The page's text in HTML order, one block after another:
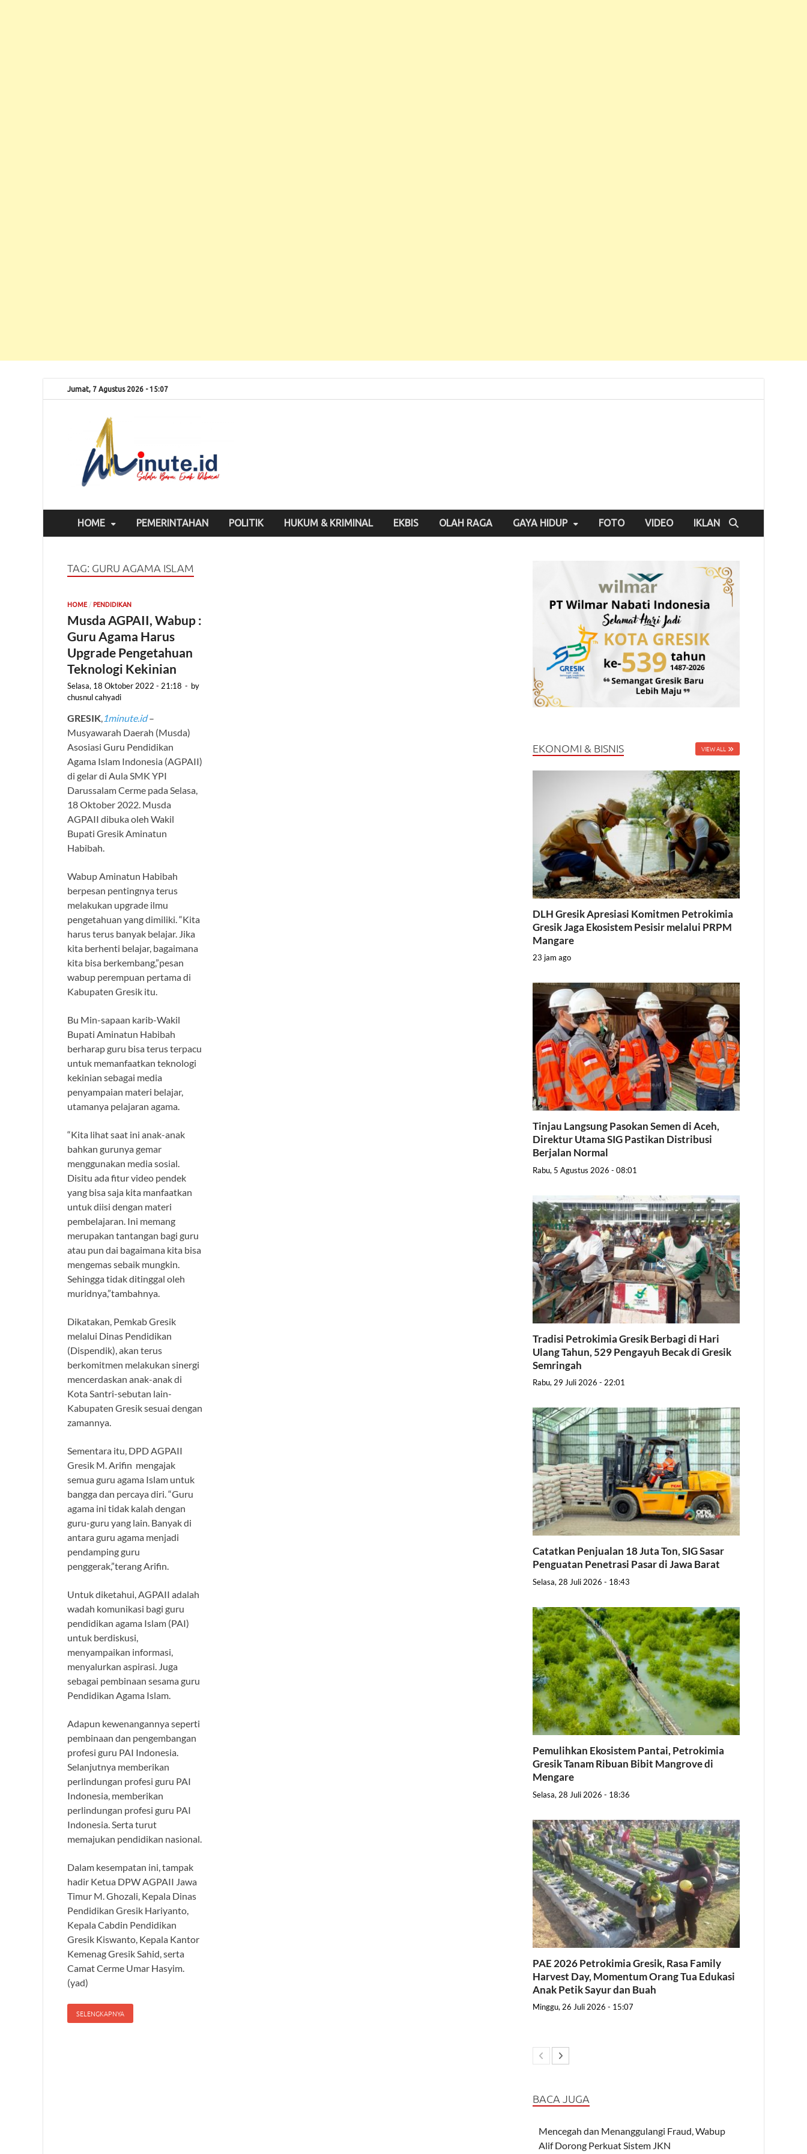
Jumat, 7 Agustus 2026 - 15:07
HOME PEMERINTAHAN POLITIK HUKUM & KRIMINAL EKBIS OLAH RAGA GAYA HIDUP FOTO VIDEO IKLAN
TAG: GURU AGAMA ISLAM
HOME / PENDIDIKAN
Musda AGPAII, Wabup :
Guru Agama Harus
Upgrade Pengetahuan
Teknologi Kekinian
Selasa, 18 Oktober 2022 - 21:18 - by
chusnul cahyadi
GRESIK 1minute.id–
Musyawarah Daerah (Musda)
Asosiasi Guru Pendidikan
Agama Islam Indonesia (AGPAII)
di gelar di Aula SMK YPI
Darussalam Cerme pada Selasa,
18 Oktober 2022. Musda
AGPAII dibuka oleh Wakil
Bupati Gresik Aminatun
Habibah.
Wabup Aminatun Habibah
berpesan pentingnya terus
melakukan upgrade ilmu
pengetahuan yang dimiliki. “Kita
harus terus banyak belajar. Jika
kita berhenti belajar, bagaimana
kita bisa berkembang,”pesan
wabup perempuan pertama di
Kabupaten Gresik itu.
Bu Min-sapaan karib-Wakil
Bupati Aminatun Habibah
berharap guru bisa terus terpacu
untuk memanfaatkan teknologi
kekinian sebagai media
penyampaian materi belajar,
utamanya pelajaran agama.
“Kita lihat saat ini anak-anak
bahkan gurunya gemar
menggunakan media sosial.
Disitu ada fitur video pendek
yang bisa saja kita manfaatkan
untuk diisi dengan materi
pembelajaran. Ini memang
merupakan tantangan bagi guru
atau pun dai bagaimana kita bisa
mengemas sebaik mungkin.
Sehingga tidak ditinggal oleh
muridnya,”tambahnya.
Dikatakan, Pemkab Gresik
melalui Dinas Pendidikan
(Dispendik), akan terus
berkomitmen melakukan sinergi
mencerdaskan anak-anak di
Kota Santri-sebutan lain-
Kabupaten Gresik sesuai dengan
zamannya.
Sementara itu, DPD AGPAII
Gresik M. Arifin mengajak
semua guru agama Islam untuk
bangga dan percaya diri. “Guru
agama ini tidak kalah dengan
guru-guru yang lain. Banyak di
antara guru agama menjadi
pendamping guru
penggerak,”terang Arifin.
Untuk diketahui, AGPAII adalah
wadah komunikasi bagi guru
pendidikan agama Islam (PAI)
untuk berdiskusi,
menyampaikan informasi,
menyalurkan aspirasi. Juga
sebagai pembinaan sesama guru
Pendidikan Agama Islam.
Adapun kewenangannya seperti
pembinaan dan pengembangan
profesi guru PAI Indonesia.
Selanjutnya memberikan
perlindungan profesi guru PAI
Indonesia, memberikan
perlindungan profesi guru PAI
Indonesia. Serta turut
memajukan pendidikan nasional.
Dalam kesempatan ini, tampak
hadir Ketua DPW AGPAII Jawa
Timur M. Ghozali, Kepala Dinas
Pendidikan Gresik Hariyanto,
Kepala Cabdin Pendidikan
Gresik Kiswanto, Kepala Kantor
Kemenag Gresik Sahid, serta
Camat Cerme Umar Hasyim.
(yad)
SELENGKAPNYA
EKONOMI & BISNIS VIEW ALL
DLH Gresik Apresiasi Komitmen Petrokimia
Gresik Jaga Ekosistem Pesisir melalui PRPM
Mangare
23 jam ago
Tinjau Langsung Pasokan Semen di Aceh,
Direktur Utama SIG Pastikan Distribusi
Berjalan Normal
Rabu, 5 Agustus 2026 - 08:01
Tradisi Petrokimia Gresik Berbagi di Hari
Ulang Tahun, 529 Pengayuh Becak di Gresik
Semringah
Rabu, 29 Juli 2026 - 22:01
Catatkan Penjualan 18 Juta Ton, SIG Sasar
Penguatan Penetrasi Pasar di Jawa Barat
Selasa, 28 Juli 2026 - 18:43
Pemulihkan Ekosistem Pantai, Petrokimia
Gresik Tanam Ribuan Bibit Mangrove di
Mengare
Selasa, 28 Juli 2026 - 18:36
PAE 2026 Petrokimia Gresik, Rasa Family
Harvest Day, Momentum Orang Tua Edukasi
Anak Petik Sayur dan Buah
Minggu, 26 Juli 2026 - 15:07
BACA JUGA
Mencegah dan Menanggulangi Fraud, Wabup
Alif Dorong Perkuat Sistem JKN